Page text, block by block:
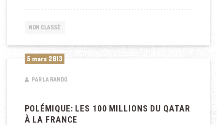
NON CLASSÉ
5 mars 2013
PAR LA RANDO
POLÉMIQUE: LES 100 MILLIONS DU QATAR
À LA FRANCE